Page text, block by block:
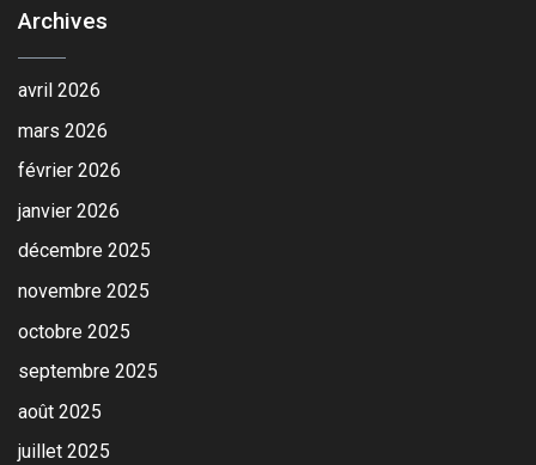
Archives
avril 2026
mars 2026
février 2026
janvier 2026
décembre 2025
novembre 2025
octobre 2025
septembre 2025
août 2025
juillet 2025